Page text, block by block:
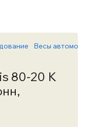
Весы
80-20 К